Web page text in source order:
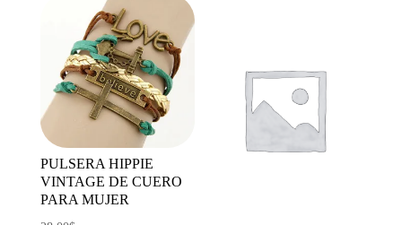
PULSERA HIPPIE
VINTAGE DE CUERO
PARA MUJER